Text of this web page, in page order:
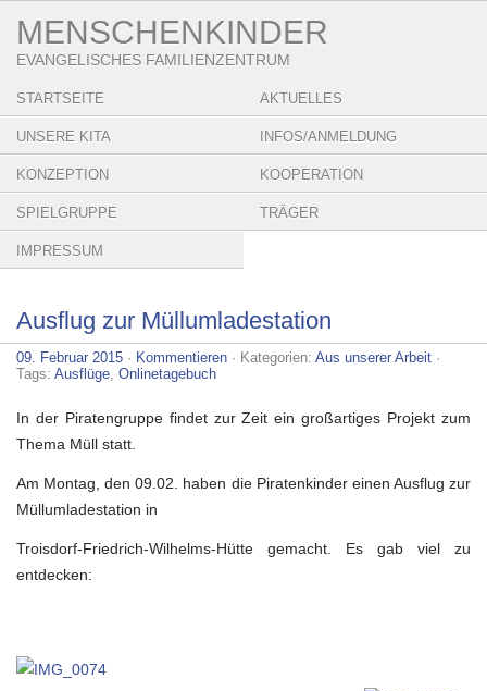
MENSCHENKINDER
EVANGELISCHES FAMILIENZENTRUM
STARTSEITE AKTUELLES
UNSERE KITA INFOS/ANMELDUNG
KONZEPTION KOOPERATION
SPIELGRUPPE TRÄGER
IMPRESSUM
Ausflug zur Müllumladestation
09. Februar 2015 · Kommentieren · Kategorien: Aus unserer Arbeit ·
Tags: Ausflüge, Onlinetagebuch
In der Piratengruppe findet zur Zeit ein großartiges Projekt zum
Thema Müll statt.
Am Montag, den 09.02. haben die Piratenkinder einen Ausflug zur
Müllumladestation in
Troisdorf-Friedrich-Wilhelms-Hütte gemacht. Es gab viel zu
entdecken: